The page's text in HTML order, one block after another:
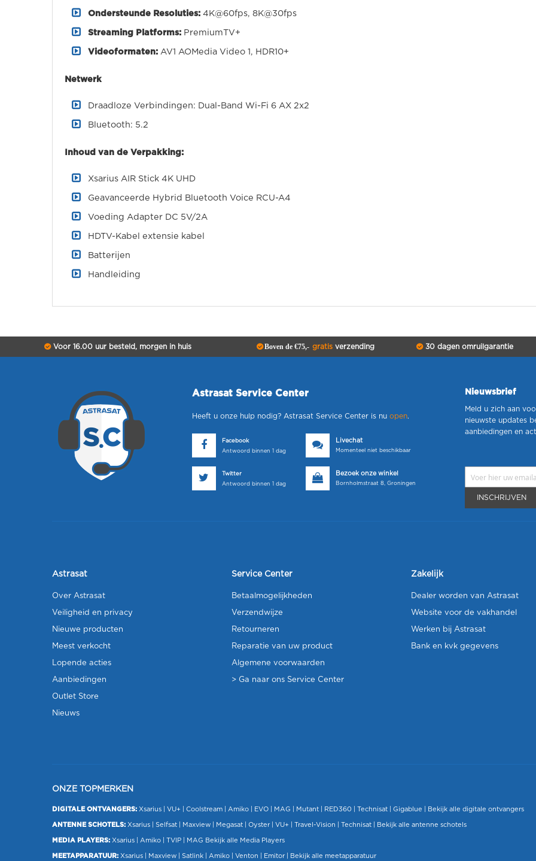
Ondersteunde Resoluties: 4K@60fps, 8K@30fps
Streaming Platforms: PremiumTV+
Videoformaten: AV1 AOMedia Video 1, HDR10+
Netwerk
Draadloze Verbindingen: Dual-Band Wi-Fi 6 AX 2x2
Bluetooth: 5.2
Inhoud van de Verpakking:
Xsarius AIR Stick 4K UHD
Geavanceerde Hybrid Bluetooth Voice RCU-A4
Voeding Adapter DC 5V/2A
HDTV-Kabel extensie kabel
Batterijen
Handleiding
Voor 16.00 uur besteld, morgen in huis Boven de €75,- gratisverzending 30 dagen omruilgarantie
Astrasat Service Center
Heeft u onze hulp nodig? Astrasat Service Center is nu open.
Facebook
Antwoord binnen 1 dag
Livechat
Momenteel niet beschikbaar
Twitter
Antwoord binnen 1 dag
Bezoek onze winkel
Bornholmstraat 8, Groningen
Nieuwsbrief
Meld u zich aan
nieuwste updates
aanbiedingen en
INSCHRIJVEN
Astrasat
Over Astrasat
Veiligheid en privacy
Nieuwe producten
Meest verkocht
Lopende acties
Aanbiedingen
Outlet Store
Nieuws
Service Center
Betaalmogelijkheden
Verzendwijze
Retourneren
Reparatie van uw product
Algemene voorwaarden
> Ga naar ons Service Center
Zakelijk
Dealer worden van Astrasat
Website voor de vakhandel
Werken bij Astrasat
Bank en kvk gegevens
ONZE TOPMERKEN
DIGITALE ONTVANGERS: Xsarius VU+ | Coolstream | Amiko EVO MAG Mutant | RED360 | Technisat Gigablue Bekijk alle digitale ontvangers
ANTENNE SCHOTELS: Xsarius Selfsat Maxview Megasat | Oyster | VU+ Travel-Vision Technisat Bekijk alle antenne schotels
MEDIA PLAYERS: Xsarius Amiko TVIP MAG Bekijk alle Media Players
MEETAPPARATUUR: Xsarius Maxview Satlink Amiko Venton Emitor Bekijk alle meetapparatuur